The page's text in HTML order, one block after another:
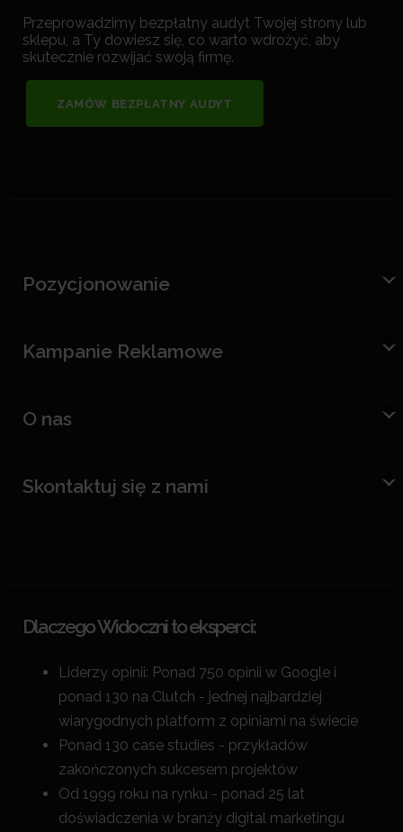
Przeprowadzimy bezpłatny audyt Twojej strony lub
sklepu, a Ty dowiesz się, co warto wdrożyć, aby
skutecznie rozwijać swoją firmę.
ZAMÓW BEZPŁATNY AUDYT
Pozycjonowanie
Kampanie Reklamowe
O nas
Skontaktuj się z nami
Dlaczego Widoczni to eksperci:
Liderzy opinii: Ponad 750 opinii w Google i
ponad 130 na Clutch - jednej najbardziej
wiarygodnych platform z opiniami na świecie
Ponad 130 case studies - przykładów
zakończonych sukcesem projektów
Od 1999 roku na rynku - ponad 25 lat
doświadczenia w branży digital marketingu